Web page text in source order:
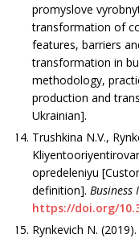
promyslove
transformation of
features, barriers
transformation in
methodology,
production and
Ukrainian].
Trushkina N.V.,
opredeleniyu
definition]. Business
https://doi.org/
Rynkevich N.